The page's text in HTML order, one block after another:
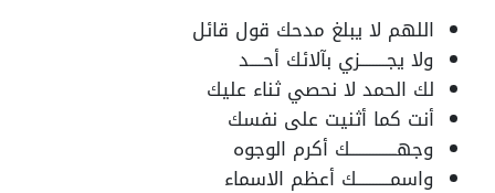
اللهم لا يبلغ مدحك قول قائل
ولا يجــــــــزي بآلائك أحــــد
لك الحمد لا نحصي ثناء عليك
أنت كما أثنيت على نفسك
وجهــــــــــــــك أكرم الوجوه
واسمــــــــــك أعظم الاسماء